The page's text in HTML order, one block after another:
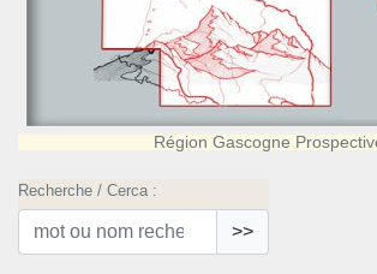
Région Gascogne
Recherche / Cerca :
>>